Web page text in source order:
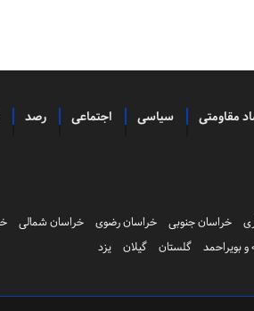
مقاومتی سیاسی اجتماعی رصد
خراسان جنوبی خراسان رضوی خراسان شمالی
و بویراحمد گلستان گیلان یزد